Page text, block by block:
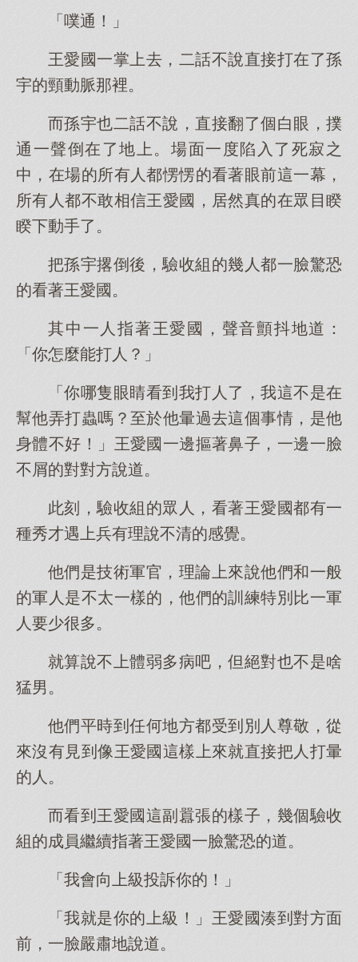
「噗通！」
王愛國一掌上去，二話不說直接打在了孫
宇的頸動脈那裡。
而孫宇也二話不說，直接翻了個白眼，撲
通一聲倒在了地上。場面一度陷入了死寂之
中，在場的所有人都愣愣的看著眼前這一幕，
所有人都不敢相信王愛國，居然真的在眾目睽
睽下動手了。
把孫宇撂倒後，驗收組的幾人都一臉驚恐
的看著王愛國。
其中一人指著王愛國，聲音顫抖地道：
「你怎麼能打人？」
「你哪隻眼睛看到我打人了，我這不是在
幫他弄打蟲嗎？至於他暈過去這個事情，是他
身體不好！」王愛國一邊摳著鼻子，一邊一臉
不屑的對對方說道。
此刻，驗收組的眾人，看著王愛國都有一
種秀才遇上兵有理說不清的感覺。
他們是技術軍官，理論上來說他們和一般
的軍人是不太一樣的，他們的訓練特別比一軍
人要少很多。
就算說不上體弱多病吧，但絕對也不是啥
猛男。
他們平時到任何地方都受到別人尊敬，從
來沒有見到像王愛國這樣上來就直接把人打暈
的人。
而看到王愛國這副囂張的樣子，幾個驗收
組的成員繼續指著王愛國一臉驚恐的道。
「我會向上級投訴你的！」
「我就是你的上級！」王愛國湊到對方面
前，一臉嚴肅地說道。